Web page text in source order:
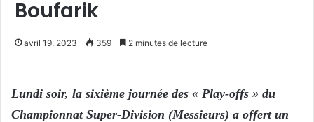
Boufarik
avril 19, 2023 359 2 minutes de lecture
Lundi soir, la sixième journée des « Play-offs » du
Championnat Super-Division (Messieurs) a offert un